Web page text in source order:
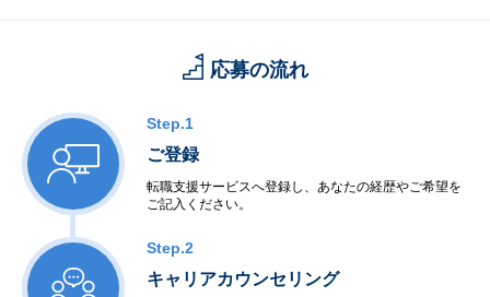
応募の流れ
Step.1
ご登録
転職支援サービスへ登録し、あなたの経歴やご希望を
ご記入ください。
Step.2
キャリアカウンセリング